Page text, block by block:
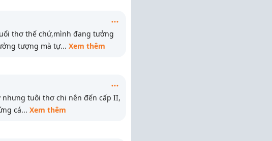
thơ thế chứ,mình đang tưởng
tượng mà tự... Xem thêm
tuôi thơ chi nên đến cấp II,
cá... Xem thêm